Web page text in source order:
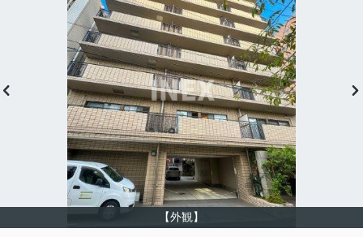
【外観】